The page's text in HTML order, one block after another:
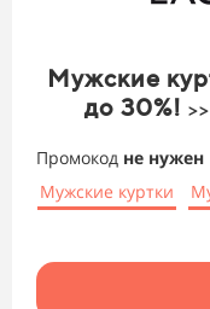
Мужские
до 30%!
Промокод не нужен
Мужские куртки